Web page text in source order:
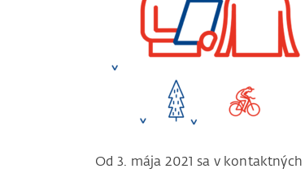
Od 3. mája 2021 sa v